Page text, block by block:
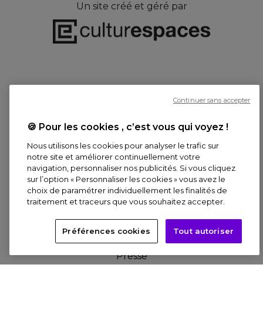
Un site créé et géré par
Culture pour l'Enfance
Le Réseau
158 Bd Haussmann, 75008 Paris
Contact
Offres d'emploi
Presse
Billetterie
🍪 Pour les cookies , c’est vous qui voyez !
Nous utilisons les cookies pour analyser le trafic sur
notre site et améliorer continuellement votre
navigation, personnaliser nos publicités. Si vous cliquez
sur l’option « Personnaliser les cookies » vous avez le
choix de paramétrer individuellement les finalités de
traitement et traceurs que vous souhaitez accepter.
Préférences cookies Tout autoriser
Continuer sans accepter